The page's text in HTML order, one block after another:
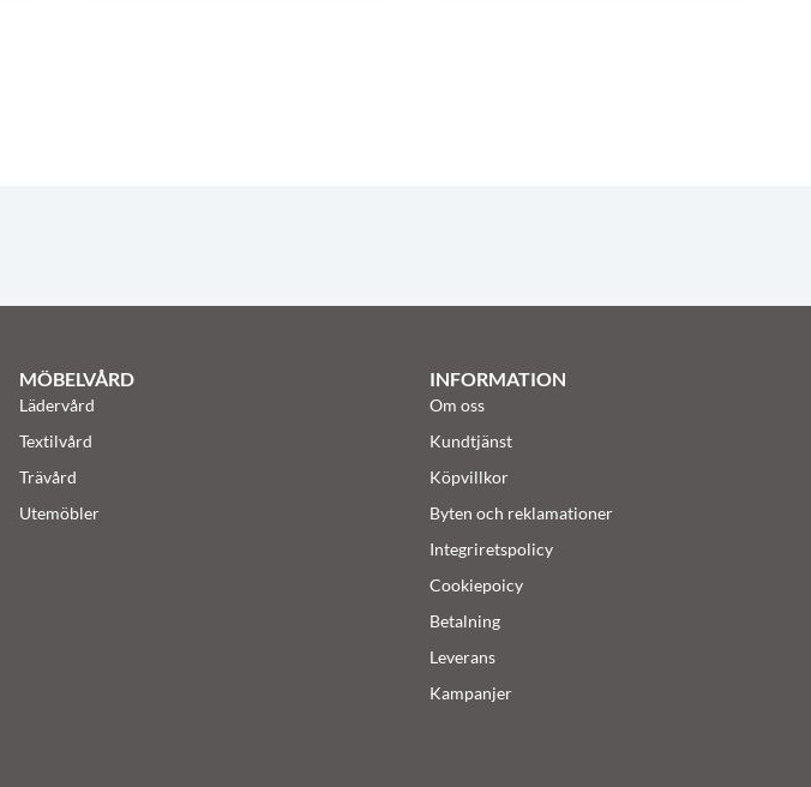
MÖBELVÅRD
Lädervård
Textilvård
Trävård
Utemöbler
INFORMATION
Om oss
Kundtjänst
Köpvillkor
Byten och reklamationer
Integriretspolicy
Cookiepoicy
Betalning
Leverans
Kampanjer